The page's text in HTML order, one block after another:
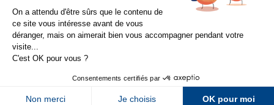
Sur LinkedIn Sur Youtube
Sur X Sur Facebook
Newsletter Abondance
CGV
Confidentialité